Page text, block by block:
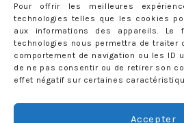
Pour offrir les meilleures
technologies telles que les cookies
aux informations des appareils.
technologies nous permettra de traiter
comportement de navigation ou les ID
de ne pas consentir ou de retirer son
effet négatif sur certaines
Accepter
Adresse